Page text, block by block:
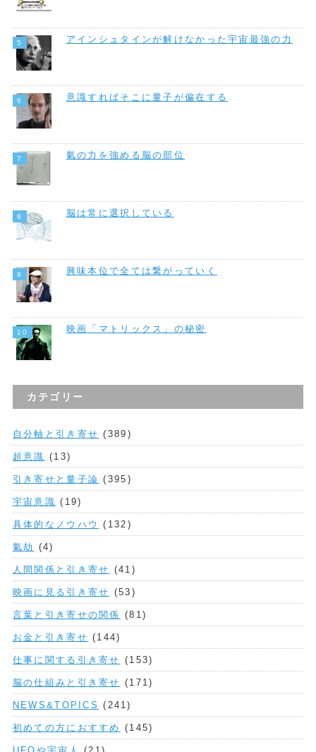
アインシュタインが解けなかった宇宙最強の力
意識すればそこに量子が偏在する
氣の力を強める脳の部位
脳は常に選択している
興味本位で全ては繋がっていく
映画「マトリックス」の秘密
カテゴリー
自分軸と引き寄せ (389)
超意識 (13)
引き寄せと量子論 (395)
宇宙意識 (19)
具体的なノウハウ (132)
氣劫 (4)
人間関係と引き寄せ (41)
映画に見る引き寄せ (53)
言葉と引き寄せの関係 (81)
お金と引き寄せ (144)
仕事に関する引き寄せ (153)
脳の仕組みと引き寄せ (171)
NEWS&TOPICS (241)
初めての方におすすめ (145)